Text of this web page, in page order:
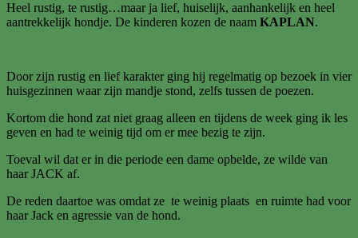
Heel rustig, te rustig…maar ja lief, huiselijk, aanhankelijk en heel
aantrekkelijk hondje. De kinderen kozen de naam KAPLAN.
Door zijn rustig en lief karakter ging hij regelmatig op bezoek in vier
huisgezinnen waar zijn mandje stond, zelfs tussen de poezen.
Kortom die hond zat niet graag alleen en tijdens de week ging ik les
geven en had te weinig tijd om er mee bezig te zijn.
Toeval wil dat er in die periode een dame opbelde, ze wilde van
haar JACK af.
De reden daartoe was omdat ze te weinig plaats en ruimte had voor
haar Jack en agressie van de hond.